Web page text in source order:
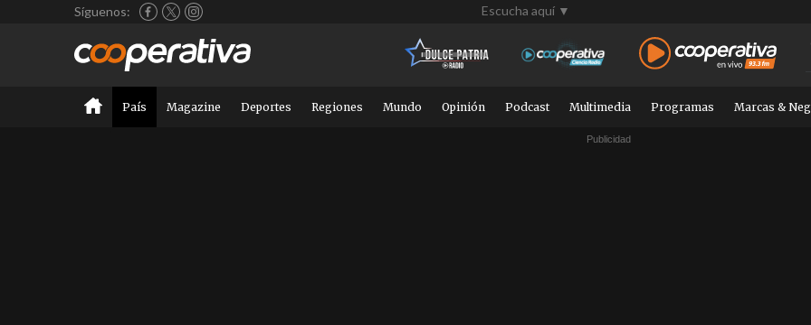
Síguenos: Escucha aquí ▼
País Magazine Deportes Regiones Mundo Opinión Podcast Multimedia Programas Marcas &